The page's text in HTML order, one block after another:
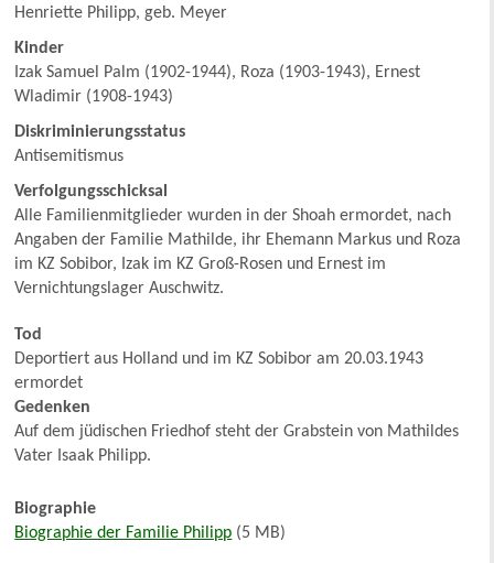
Henriette Philipp, geb. Meyer
Kinder
Izak Samuel Palm (1902-1944), Roza (1903-1943), Ernest
Wladimir (1908-1943)
Diskriminierungsstatus
Antisemitismus
Verfolgungsschicksal
Alle Familienmitglieder wurden in der Shoah ermordet, nach
Angaben der Familie Mathilde, ihr Ehemann Markus und Roza
im KZ Sobibor, Izak im KZ Groß-Rosen und Ernest im
Vernichtungslager Auschwitz.
Tod
Deportiert aus Holland und im KZ Sobibor am 20.03.1943
ermordet
Gedenken
Auf dem jüdischen Friedhof steht der Grabstein von Mathildes
Vater Isaak Philipp.
Biographie
Biographie der Familie Philipp (5 MB)